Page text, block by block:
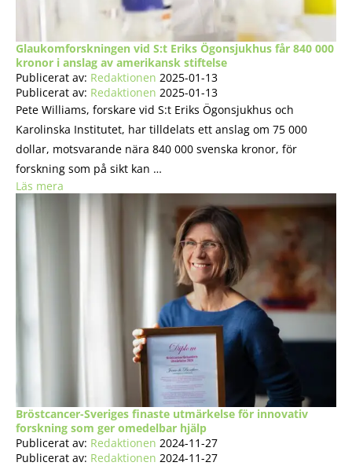
Glaukomforskningen vid S:t Eriks Ögonsjukhus får 840 000
kronor i anslag av amerikansk stiftelse
Publicerat av: Redaktionen 2025-01-13
Publicerat av: Redaktionen 2025-01-13
Pete Williams, forskare vid S:t Eriks Ögonsjukhus och
Karolinska Institutet, har tilldelats ett anslag om 75 000
dollar, motsvarande nära 840 000 svenska kronor, för
forskning som på sikt kan …
Läs mera
Bröstcancer-Sveriges finaste utmärkelse för innovativ
forskning som ger omedelbar hjälp
Publicerat av: Redaktionen 2024-11-27
Publicerat av: Redaktionen 2024-11-27